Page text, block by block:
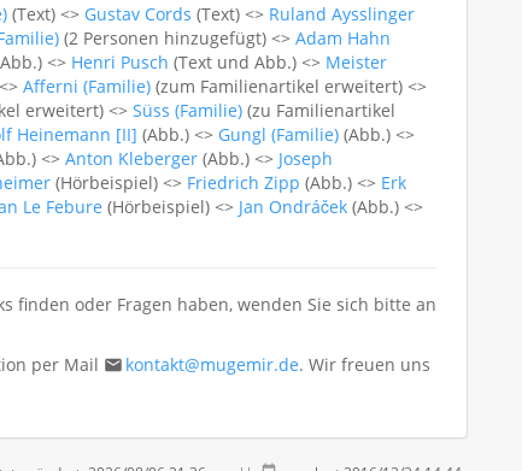
(Text) <> Gustav Cords (Text) <> Ruland Aysslinger
(2 Personen hinzugefügt) <> Adam Hahn
<> Henri Pusch (Text und Abb.) <> Meister
Afferni (Familie) (zum Familienartikel erweitert) <>
erweitert) <> Süss (Familie) (zu Familienartikel
Heinemann [II] (Abb.) <> Gungl (Familie) (Abb.) <>
<> Anton Kleberger (Abb.) <> Joseph
(Hörbeispiel) <> Friedrich Zipp (Abb.) <> Erk
Le Febure (Hörbeispiel) <> Jan Ondráček (Abb.) <>
finden oder Fragen haben, wenden Sie sich bitte an
per Mail
kontakt@mugemir.de. Wir freuen uns